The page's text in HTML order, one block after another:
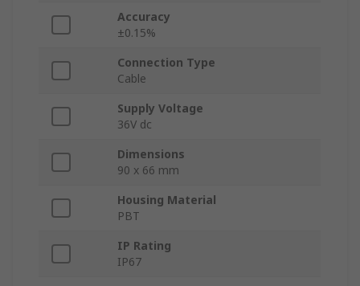
Accuracy
±0.15%
Connection Type
Cable
Supply Voltage
36V dc
Dimensions
90 x 66 mm
Housing Material
PBT
IP Rating
IP67